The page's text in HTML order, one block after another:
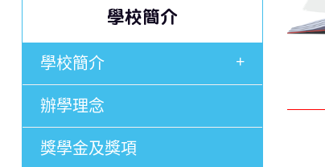
學校簡介
學校簡介 +
辦學理念
獎學金及獎項